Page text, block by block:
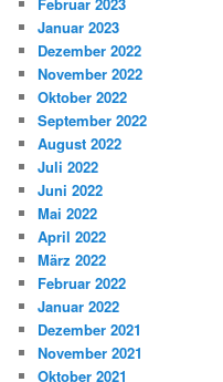
Januar 2023
Dezember 2022
November 2022
Oktober 2022
September 2022
August 2022
Juli 2022
Juni 2022
Mai 2022
April 2022
März 2022
Februar 2022
Januar 2022
Dezember 2021
November 2021
Oktober 2021